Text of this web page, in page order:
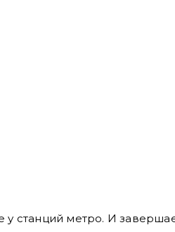
у станций метро. И